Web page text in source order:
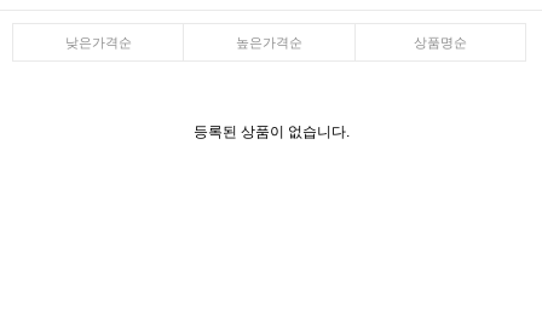
낮은가격순 높은가격순 상품명순
등록된 상품이 없습니다.